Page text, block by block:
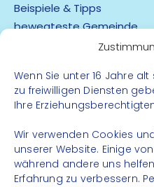
Wenn Sie unter 16 Jahre
zu freiwilligen Diensten
Ihre
Wir verwenden Cookies
unserer Website. Einige
während andere uns
Erfahrung zu verbessern.
Beispiele & Tipps
bewegteste Gemeinde
Barrierefreiheit
Datenschutz
Impressum
Kontakt
FOLGE UNS